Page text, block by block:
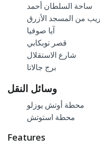
ساحة السلطان أحمد
من المسجد الأزرق
آيا صوفيا
قصر توبكابي
شارع الاستقلال
برج جالاتا
وسائل النقل
محطة أوتش يوز لو
محطة استوتش
Features